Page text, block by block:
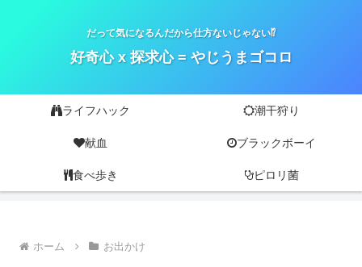
だって気になるんだから仕方ないじゃない⁉
好奇心 x 探求心 = やじうまゴコロ
ライフハック 潮干狩り
献血 ブラックボーイ
食べ歩き ピロリ菌
ホーム お出かけ